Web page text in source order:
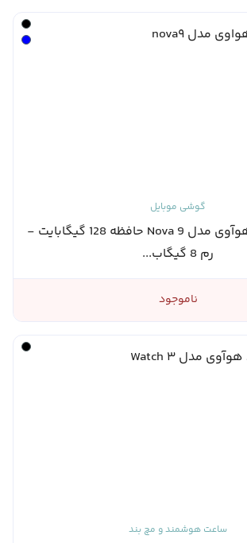
گوشی موبایل
گوشی موبایل هوآوی مدل Nova 9 حافظه 128 گیگابایت -
رم 8 گیگاب...
ناموجود
ساعت هوشمند و مچ بند